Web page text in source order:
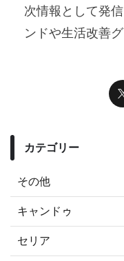
次情報として発
ンドや生活改善
カテゴリー
その他
キャンドゥ
セリア